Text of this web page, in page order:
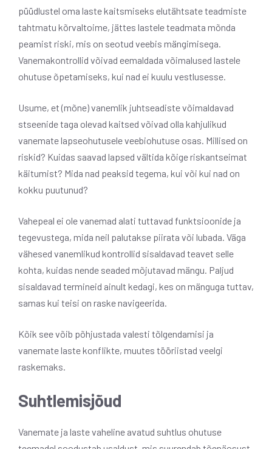
püüdlustel oma laste kaitsmiseks elutähtsate teadmiste
tahtmatu kõrvaltoime, jättes lastele teadmata mõnda
peamist riski, mis on seotud veebis mängimisega.
Vanemakontrollid võivad eemaldada võimalused lastele
ohutuse õpetamiseks, kui nad ei kuulu vestlusesse.
Usume, et (mõne) vanemlik juhtseadiste võimaldavad
stseenide taga olevad kaitsed võivad olla kahjulikud
vanemate lapseohutusele veebiohutuse osas. Millised on
riskid? Kuidas saavad lapsed vältida kõige riskantseimat
käitumist? Mida nad peaksid tegema, kui või kui nad on
kokku puutunud?
Vahepeal ei ole vanemad alati tuttavad funktsioonide ja
tegevustega, mida neil palutakse piirata või lubada. Väga
vähesed vanemlikud kontrollid sisaldavad teavet selle
kohta, kuidas nende seaded mõjutavad mängu. Paljud
sisaldavad termineid ainult kedagi, kes on mänguga tuttav,
samas kui teisi on raske navigeerida.
Kõik see võib põhjustada valesti tõlgendamisi ja
vanemate laste konflikte, muutes tööriistad veelgi
raskemaks.
Suhtlemisjõud
Vanemate ja laste vaheline avatud suhtlus ohutuse